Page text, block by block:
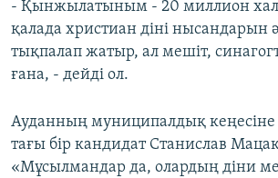
- Қынжылатыным - 20 миллион
қалада христиан діні нысандарын
тықпалап жатыр, ал мешіт,
ғана, - дейді ол.
Ауданның муниципалдық кеңесіне
тағы бір кандидат Станислав
«Мұсылмандар да, олардың діни